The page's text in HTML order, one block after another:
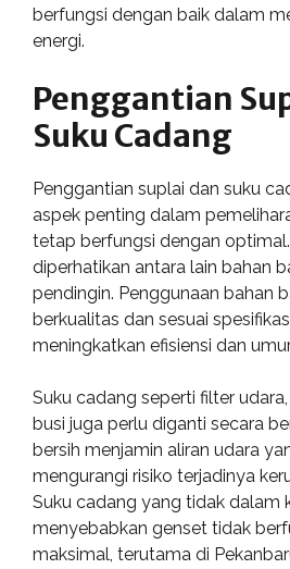
berfungsi dengan baik dalam
energi.
Penggantian
Suku Cadang
Penggantian suplai dan suku
aspek penting dalam
tetap berfungsi dengan
diperhatikan antara lain bahan
pendingin. Penggunaan bahan
berkualitas dan sesuai
meningkatkan efisiensi dan
Suku cadang seperti filter
busi juga perlu diganti secara
bersih menjamin aliran udara
mengurangi risiko terjadinya
Suku cadang yang tidak dalam
menyebabkan genset tidak
maksimal, terutama di